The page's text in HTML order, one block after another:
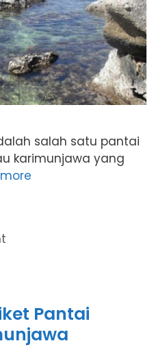
salah satu pantai
karimunjawa yang
Pantai